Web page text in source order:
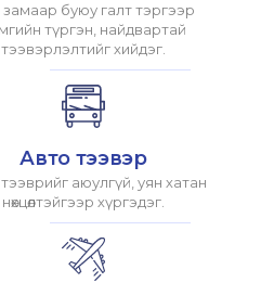
замаар буюу галт тэргээр
түргэн, найдвартай
тээвэрлэлтийг хийдэг.
Авто тээвэр
аюулгүй, уян хатан
нөхцөлтэйгээр хүргэдэг.